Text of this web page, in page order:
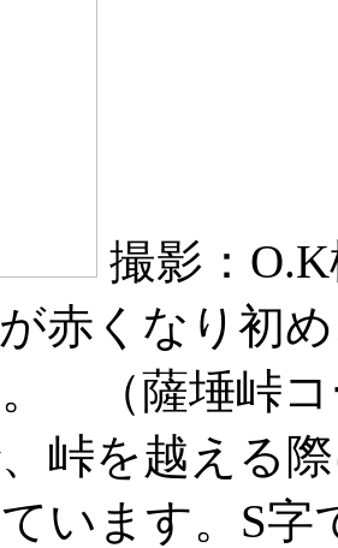
撮影：
赤くなり初
。 （薩埵峠コ
峠を越える
います。S字